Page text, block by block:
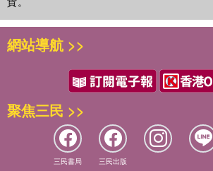
網站導航 >>
聚焦三民 >>
三民書局 三民出版